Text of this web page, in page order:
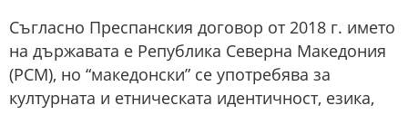
Съгласно Преспанския договор от 2018 г. името
на държавата е Република Северна Македония
(РСМ), но “македонски” се употребява за
културната и етническата идентичност, езика,